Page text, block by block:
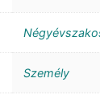
Személy